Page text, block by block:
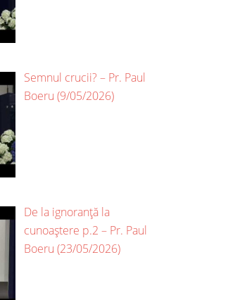
Semnul crucii? – Pr. Paul
Boeru (9/05/2026)
De la ignoranță la
cunoaștere p.2 – Pr. Paul
Boeru (23/05/2026)